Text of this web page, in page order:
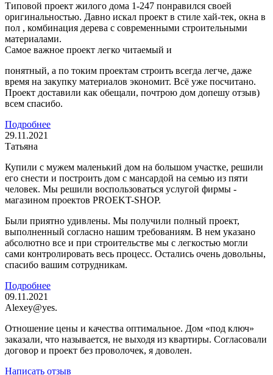
Типовой проект жилого дома 1-247 понравился своей
оригинальностью. Давно искал проект в стиле хай-тек, окна в
пол , комбинация дерева с современными строительными
материалами.
Самое важное проект легко читаемый и
понятный, а по токим проектам строить всегда легче, даже
время на закупку материалов экономит. Всё уже посчитано.
Проект доставили как обещали, почтрою дом допешу отзыв)
всем спасибо.
Подробнее
29.11.2021
Татьяна
Купили с мужем маленький дом на большом участке, решили
его снести и построить дом с мансардой на семью из пяти
человек. Мы решили воспользоваться услугой фирмы -
магазином проектов PROEKT-SHOP.
Были приятно удивлены. Мы получили полный проект,
выполненный согласно нашим требованиям. В нем указано
абсолютно все и при строительстве мы с легкостью могли
сами контролировать весь процесс. Остались очень довольны,
спасибо вашим сотрудникам.
Подробнее
09.11.2021
Alexey@yes.
Отношение цены и качества оптимальное. Дом «под ключ»
заказали, что называется, не выходя из квартиры. Согласовали
договор и проект без проволочек, я доволен.
Написать отзыв